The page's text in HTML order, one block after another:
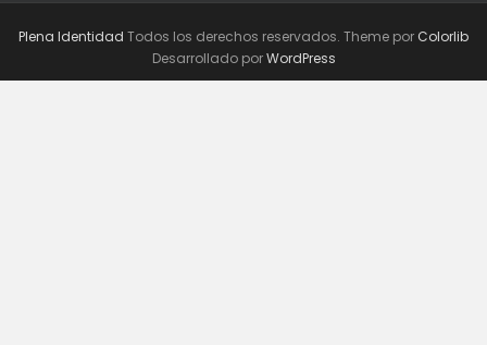
Plena Identidad Todos los derechos reservados. Theme por Colorlib
Desarrollado porWordPress